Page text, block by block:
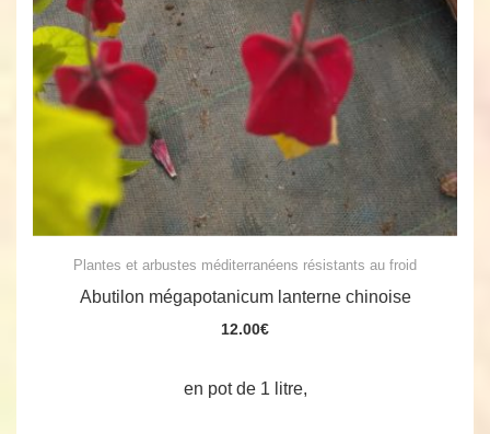
Plantes et arbustes méditerranéens résistants au froid
Abutilon mégapotanicum lanterne chinoise
12.00€
en pot de 1 litre,